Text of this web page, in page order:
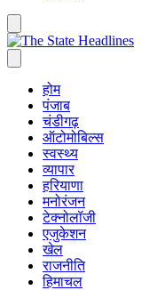
होम
पंजाब
चंडीगढ़
ऑटोमोबिल्स
स्वस्थ्य
व्यापार
हरियाणा
मनोरंजन
टेक्नोलॉजी
एजुकेशन
खेल
राजनीति
हिमाचल